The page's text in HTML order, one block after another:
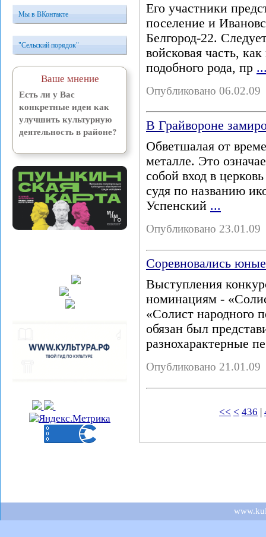
Мы в ВКонтакте
"Сельский порядок"
Ваше мнение
Есть ли у Вас
конкретные идеи как
улучшить культурную
деятельность в районе?
Его участники
поселение и
Белгород-22.
войсковая часть,
подобного рода, пр
Опубликовано 06.02.09
В Грайвороне
Обветшалая от
металле. Это
собой вход в
судя по названию
Успенский ...
Опубликовано 23.01.09
Соревновались
Выступления
номинациям -
«Солист
обязан был
разнохарактерные
Опубликовано 21.01.09
<< < 436 |